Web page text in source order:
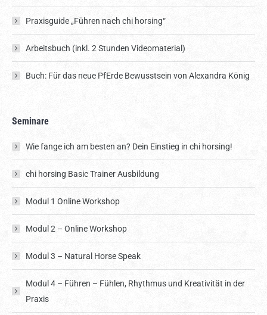
Praxisguide „Führen nach chi horsing“
Arbeitsbuch (inkl. 2 Stunden Videomaterial)
Buch: Für das neue PfErde Bewusstsein von Alexandra König
Seminare
Wie fange ich am besten an? Dein Einstieg in chi horsing!
chi horsing Basic Trainer Ausbildung
Modul 1 Online Workshop
Modul 2 – Online Workshop
Modul 3 – Natural Horse Speak
Modul 4 – Führen – Fühlen, Rhythmus und Kreativität in der
Praxis